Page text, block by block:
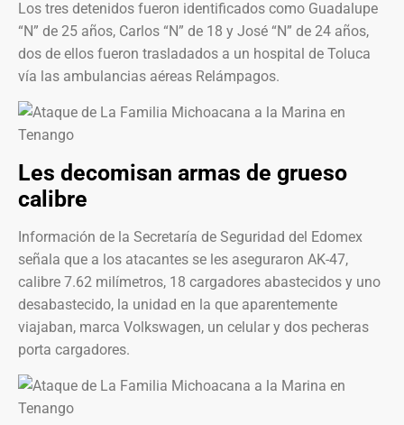
Los tres detenidos fueron identificados como Guadalupe
“N” de 25 años, Carlos “N” de 18 y José “N” de 24 años,
dos de ellos fueron trasladados a un hospital de Toluca
vía las ambulancias aéreas Relámpagos.
Les decomisan armas de grueso
calibre
Información de la Secretaría de Seguridad del Edomex
señala que a los atacantes se les aseguraron AK-47,
calibre 7.62 milímetros, 18 cargadores abastecidos y uno
desabastecido, la unidad en la que aparentemente
viajaban, marca Volkswagen, un celular y dos pecheras
porta cargadores.